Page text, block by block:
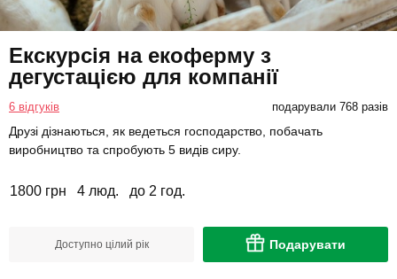
Екскурсія на екоферму з
дегустацією для компанії
6 відгуків подарували 768 разів
Друзі дізнаються, як ведеться господарство, побачать
виробництво та спробують 5 видів сиру.
1800 грн 4 люд. до 2 год.
Доступно цілий рік Подарувати